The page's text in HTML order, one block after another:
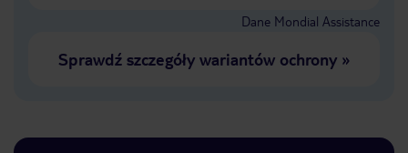
Dane Mondial Assistance
Sprawdź szczegóły wariantów ochrony»